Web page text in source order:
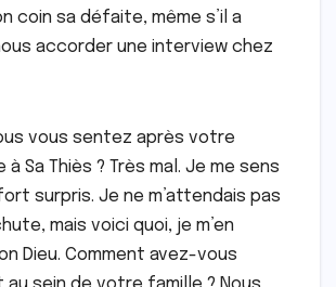
coin sa défaite, même s’il a
accorder une interview chez
vous sentez après votre
Sa Thiès ? Très mal. Je me sens
surpris. Je ne m’attendais pas
mais voici quoi, je m’en
Dieu. Comment avez-vous